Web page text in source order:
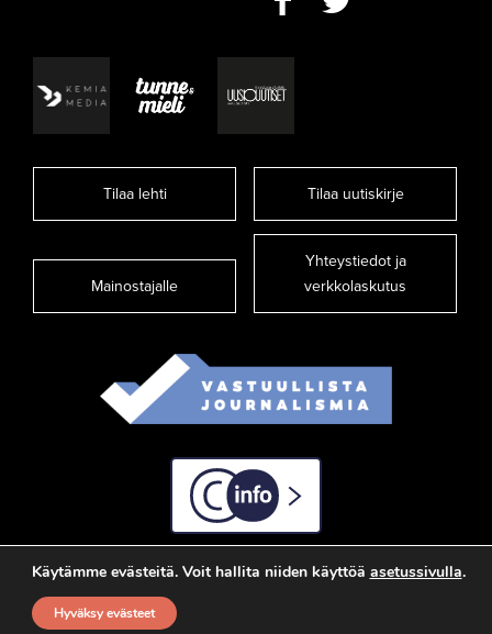
Tilaa lehti Tilaa uutiskirje
Mainostajalle
Yhteystiedot ja
verkkolaskutus
C-info
Käytämme evästeitä. Voit hallita niiden käyttöä asetussivulla.
Hyväksy evästeet